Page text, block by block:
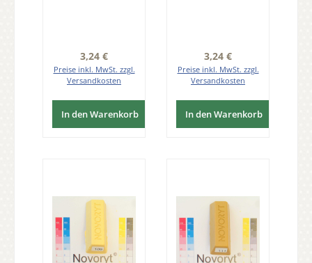
Regulärer Preis:
3,24 €
Preise inkl. MwSt. zzgl.
Versandkosten
In den Warenkorb
Regulärer Preis:
3,24 €
Preise inkl. MwSt. zzgl.
Versandkosten
In den Warenkorb